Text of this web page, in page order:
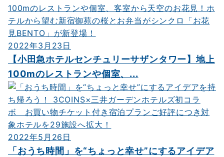
シ
ョ
ン
2022年3月23日
【小田急ホテルセンチュリーサザンタワー】地上
100mのレストランや個室、...
2022年5月26日
「おうち時間」を“ちょっと幸せ”にするアイデア